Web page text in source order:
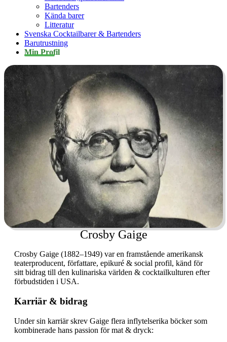
Bartenders
Kända barer
Litteratur
Svenska Cocktailbarer & Bartenders
Barutrustning
Min Profil
Crosby Gaige
Crosby Gaige (1882–1949) var en framstående amerikansk
teaterproducent, författare, epikuré & social profil, känd för
sitt bidrag till den kulinariska världen & cocktailkulturen efter
förbudstiden i USA.
Karriär & bidrag
Under sin karriär skrev Gaige flera inflytelserika böcker som
kombinerade hans passion för mat & dryck: